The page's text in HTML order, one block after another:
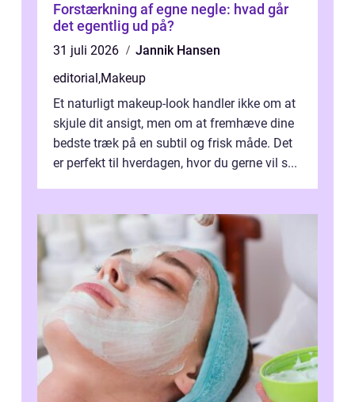
Forstærkning af egne negle: hvad går
det egentlig ud på?
31 juli 2026
Jannik Hansen
editorial,Makeup
Et naturligt makeup-look handler ikke om at
skjule dit ansigt, men om at fremhæve dine
bedste træk på en subtil og frisk måde. Det
er perfekt til hverdagen, hvor du gerne vil s...